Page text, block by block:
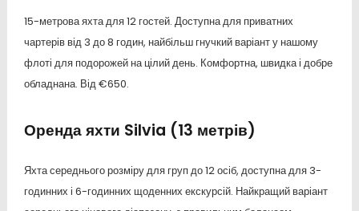
15-метрова яхта для 12 гостей. Доступна для приватних
чартерів від 3 до 8 годин, найбільш гнучкий варіант у нашому
флоті для подорожей на цілий день. Комфортна, швидка і добре
обладнана. Від €650.
Оренда яхти Silvia (13 метрів)
Яхта середнього розміру для груп до 12 осіб, доступна для 3-
годинних і 6-годинних щоденних екскурсій. Найкращий варіант